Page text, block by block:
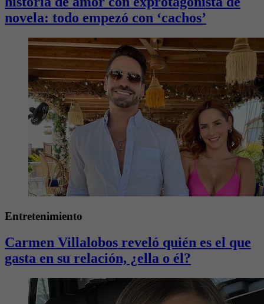
novela: todo empezó con ‘cachos’
Entretenimiento
Carmen Villalobos reveló quién es el que
gasta en su relación, ¿ella o él?